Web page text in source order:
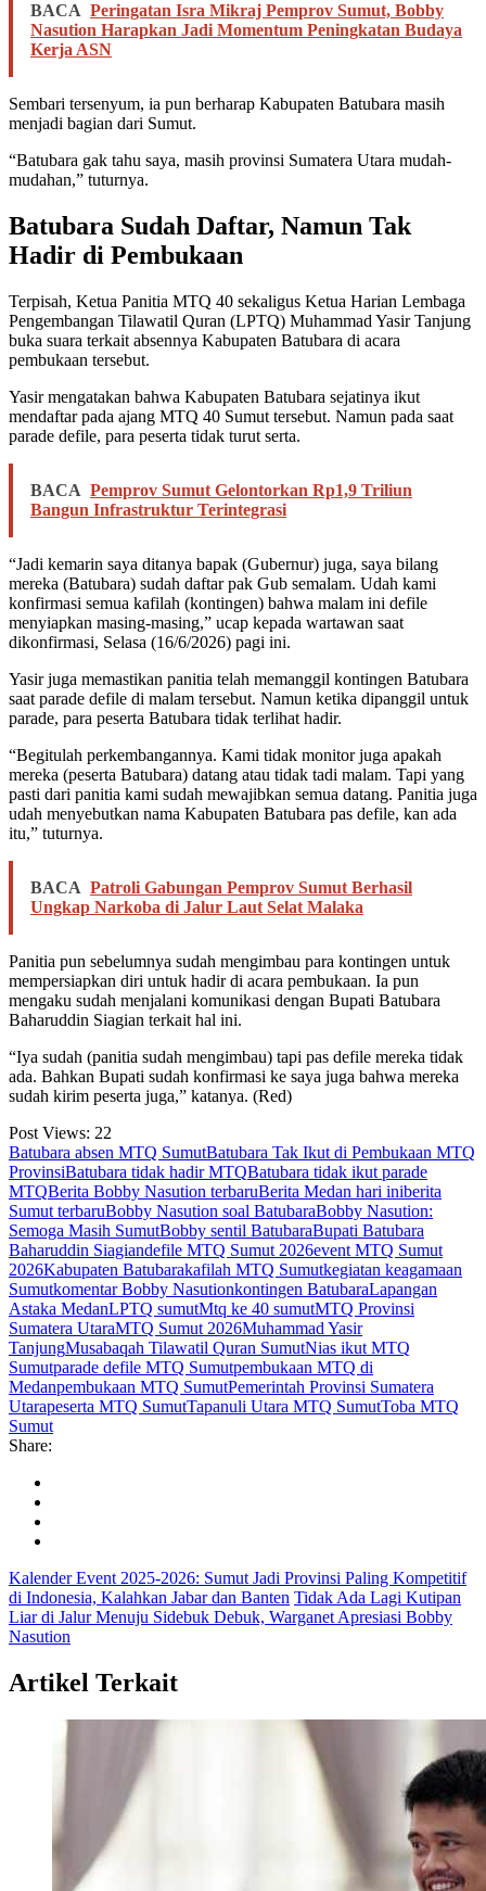
BACA Peringatan Isra Mikraj Pemprov Sumut, Bobby
Nasution Harapkan Jadi Momentum Peningkatan Budaya
Kerja ASN
Sembari tersenyum, ia pun berharap Kabupaten Batubara masih
menjadi bagian dari Sumut.
“Batubara gak tahu saya, masih provinsi Sumatera Utara mudah-
mudahan,” tuturnya.
Batubara Sudah Daftar, Namun Tak
Hadir di Pembukaan
Terpisah, Ketua Panitia MTQ 40 sekaligus Ketua Harian Lembaga
Pengembangan Tilawatil Quran (LPTQ) Muhammad Yasir Tanjung
buka suara terkait absennya Kabupaten Batubara di acara
pembukaan tersebut.
Yasir mengatakan bahwa Kabupaten Batubara sejatinya ikut
mendaftar pada ajang MTQ 40 Sumut tersebut. Namun pada saat
parade defile, para peserta tidak turut serta.
BACA Pemprov Sumut Gelontorkan Rp1,9 Triliun
Bangun Infrastruktur Terintegrasi
“Jadi kemarin saya ditanya bapak (Gubernur) juga, saya bilang
mereka (Batubara) sudah daftar pak Gub semalam. Udah kami
konfirmasi semua kafilah (kontingen) bahwa malam ini defile
menyiapkan masing-masing,” ucap kepada wartawan saat
dikonfirmasi, Selasa (16/6/2026) pagi ini.
Yasir juga memastikan panitia telah memanggil kontingen Batubara
saat parade defile di malam tersebut. Namun ketika dipanggil untuk
parade, para peserta Batubara tidak terlihat hadir.
“Begitulah perkembangannya. Kami tidak monitor juga apakah
mereka (peserta Batubara) datang atau tidak tadi malam. Tapi yang
pasti dari panitia kami sudah mewajibkan semua datang. Panitia juga
udah menyebutkan nama Kabupaten Batubara pas defile, kan ada
itu,” tuturnya.
BACA Patroli Gabungan Pemprov Sumut Berhasil
Ungkap Narkoba di Jalur Laut Selat Malaka
Panitia pun sebelumnya sudah mengimbau para kontingen untuk
mempersiapkan diri untuk hadir di acara pembukaan. Ia pun
mengaku sudah menjalani komunikasi dengan Bupati Batubara
Baharuddin Siagian terkait hal ini.
“Iya sudah (panitia sudah mengimbau) tapi pas defile mereka tidak
ada. Bahkan Bupati sudah konfirmasi ke saya juga bahwa mereka
sudah kirim peserta juga,” katanya. (Red)
Post Views: 22
Batubara absen MTQ SumutBatubara Tak Ikut di Pembukaan MTQ
ProvinsiBatubara tidak hadir MTQBatubara tidak ikut parade
MTQBerita Bobby Nasution terbaruBerita Medan hari iniberita
Sumut terbaruBobby Nasution soal BatubaraBobby Nasution:
Semoga Masih SumutBobby sentil BatubaraBupati Batubara
Baharuddin Siagiandefile MTQ Sumut 2026event MTQ Sumut
2026Kabupaten Batubarakafilah MTQ Sumutkegiatan keagamaan
Sumutkomentar Bobby Nasutionkontingen BatubaraLapangan
Astaka MedanLPTQ sumutMtq ke 40 sumutMTQ Provinsi
Sumatera UtaraMTQ Sumut 2026Muhammad Yasir
TanjungMusabaqah Tilawatil Quran SumutNias ikut MTQ
Sumutparade defile MTQ Sumutpembukaan MTQ di
Medanpembukaan MTQ SumutPemerintah Provinsi Sumatera
Utarapeserta MTQ SumutTapanuli Utara MTQ SumutToba MTQ
Sumut
Share:
Kalender Event 2025-2026: Sumut Jadi Provinsi Paling Kompetitif
di Indonesia, Kalahkan Jabar dan Banten Tidak Ada Lagi Kutipan
Liar di Jalur Menuju Sidebuk Debuk, Warganet Apresiasi Bobby
Nasution
Artikel Terkait